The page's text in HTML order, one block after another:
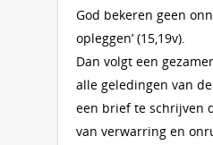
God bekeren geen
opleggen’ (15,19v).
Dan volgt een
alle geledingen van
een brief te schrijven
van verwarring en